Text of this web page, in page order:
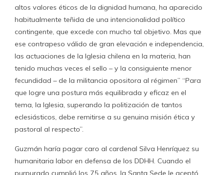
altos valores éticos de la dignidad humana, ha aparecido
habitualmente teñida de una intencionalidad político
contingente, que excede con mucho tal objetivo. Mas que
ese contrapeso válido de gran elevación e independencia,
las actuaciones de la Iglesia chilena en la materia, han
tenido muchas veces el sello – y la consiguiente menor
fecundidad – de la militancia opositora al régimen” “Para
que logre una postura más equilibrada y eficaz en el
tema, la Iglesia, superando la politización de tantos
eclesiásticos, debe remitirse a su genuina misión ética y
pastoral al respecto”.
Guzmán haría pagar caro al cardenal Silva Henríquez su
humanitaria labor en defensa de los DDHH. Cuando el
purpurado cumplió los 75 años, la Santa Sede le aceptó